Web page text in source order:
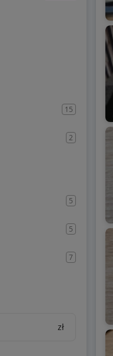
15
2
5
5
7
zł